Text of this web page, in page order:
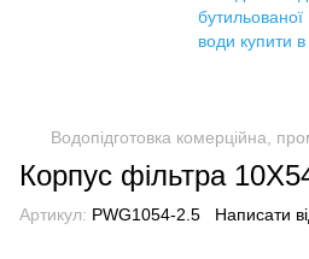
Водопідготовка комерційна,
Корпус фільтра
Артикул: PWG1054-2.5 Написати